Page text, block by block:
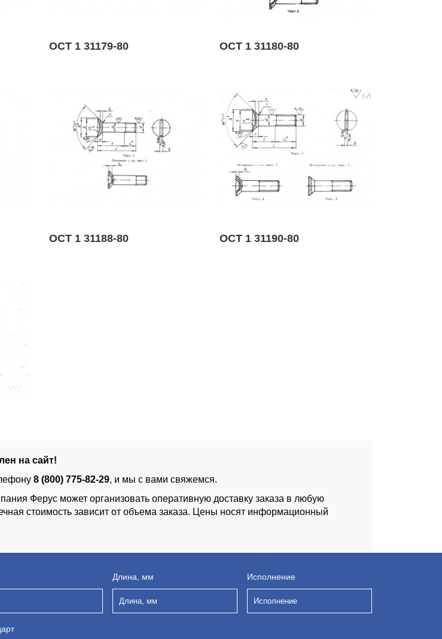
ОСТ 1 31179-80 ОСТ 1 31180-80
ОСТ 1 31188-80 ОСТ 1 31190-80
на сайт!
8 (800) 775-82-29, и мы с вами свяжемся.
Ферус может организовать оперативную доставку заказа в любую
стоимость зависит от объема заказа. Цены носят информационный
Длина, мм
Длина, мм
Исполнение
Исполнение